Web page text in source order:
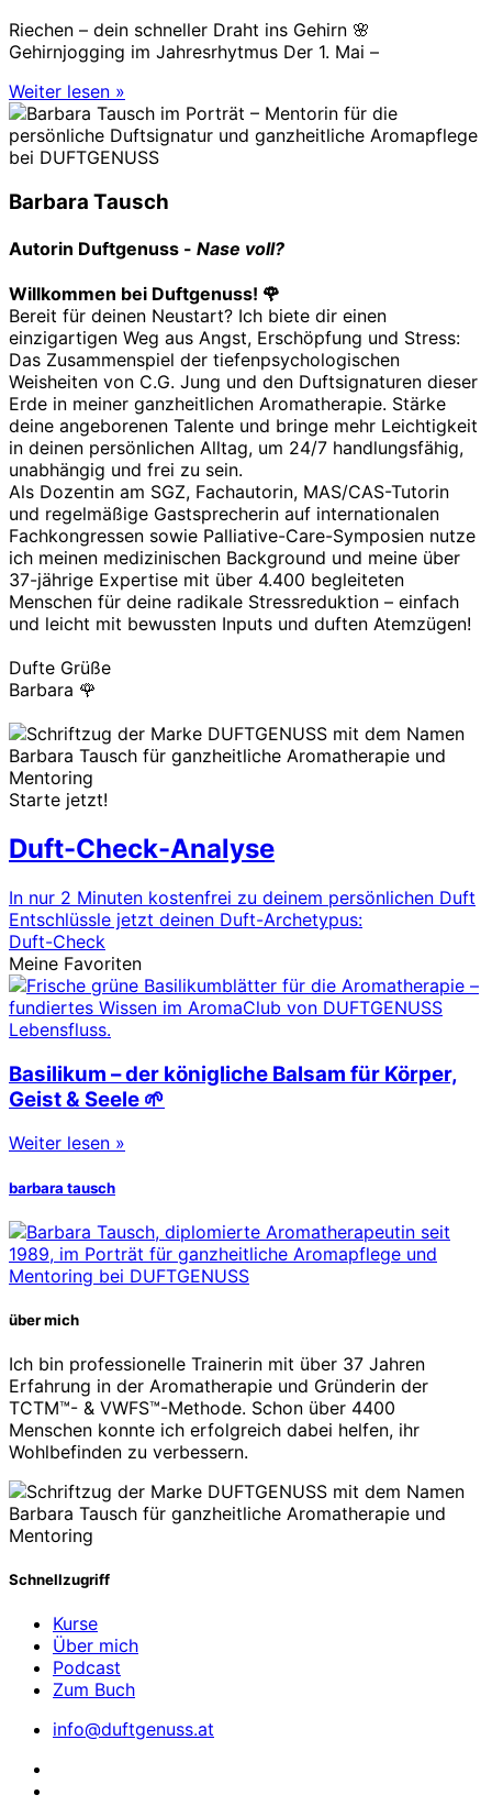
Riechen – dein schneller Draht ins Gehirn 🌸
Gehirnjogging im Jahresrhytmus Der 1. Mai –
Weiter lesen »
Barbara Tausch
Autorin Duftgenuss - Nase voll?
Willkommen bei Duftgenuss! 🌹
Bereit für deinen Neustart? Ich biete dir einen
einzigartigen Weg aus Angst, Erschöpfung und Stress:
Das Zusammenspiel der tiefenpsychologischen
Weisheiten von C.G. Jung und den Duftsignaturen dieser
Erde in meiner ganzheitlichen Aromatherapie. Stärke
deine angeborenen Talente und bringe mehr Leichtigkeit
in deinen persönlichen Alltag, um 24/7 handlungsfähig,
unabhängig und frei zu sein.
Als Dozentin am SGZ, Fachautorin, MAS/CAS-Tutorin
und regelmäßige Gastsprecherin auf internationalen
Fachkongressen sowie Palliative-Care-Symposien nutze
ich meinen medizinischen Background und meine über
37-jährige Expertise mit über 4.400 begleiteten
Menschen für deine radikale Stressreduktion – einfach
und leicht mit bewussten Inputs und duften Atemzügen!
Dufte Grüße
Barbara 🌹
Starte jetzt!
Duft-Check-Analyse
In nur 2 Minuten kostenfrei zu deinem persönlichen Duft
Entschlüssle jetzt deinen Duft-Archetypus:
Duft-Check
Meine Favoriten
Basilikum – der königliche Balsam für Körper,
Geist & Seele 🌱
Weiter lesen »
barbara tausch
über mich
Ich bin professionelle Trainerin mit über 37 Jahren
Erfahrung in der Aromatherapie und Gründerin der
TCTM™- & VWFS™-Methode. Schon über 4400
Menschen konnte ich erfolgreich dabei helfen, ihr
Wohlbefinden zu verbessern.
Schnellzugriff
Kurse
Über mich
Podcast
Zum Buch
info@duftgenuss.at